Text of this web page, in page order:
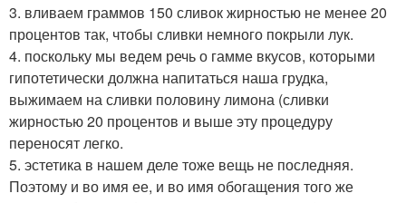
3. вливаем граммов 150 сливок жирностью не менее 20
процентов так, чтобы сливки немного покрыли лук.
4. поскольку мы ведем речь о гамме вкусов, которыми
гипотетически должна напитаться наша грудка,
выжимаем на сливки половину лимона (сливки
жирностью 20 процентов и выше эту процедуру
переносят легко.
5. эстетика в нашем деле тоже вещь не последняя.
Поэтому и во имя ее, и во имя обогащения того же